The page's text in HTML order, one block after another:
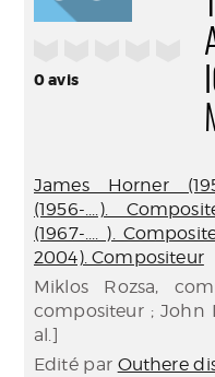
0avis
James Horner
(1956-....).
(1967-.... ).
2004). Compositeur
Miklos Rozsa,
compositeur ; John
al.]
Edité par Outhere